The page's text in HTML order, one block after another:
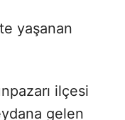
yaşanan
ilçesi
gelen